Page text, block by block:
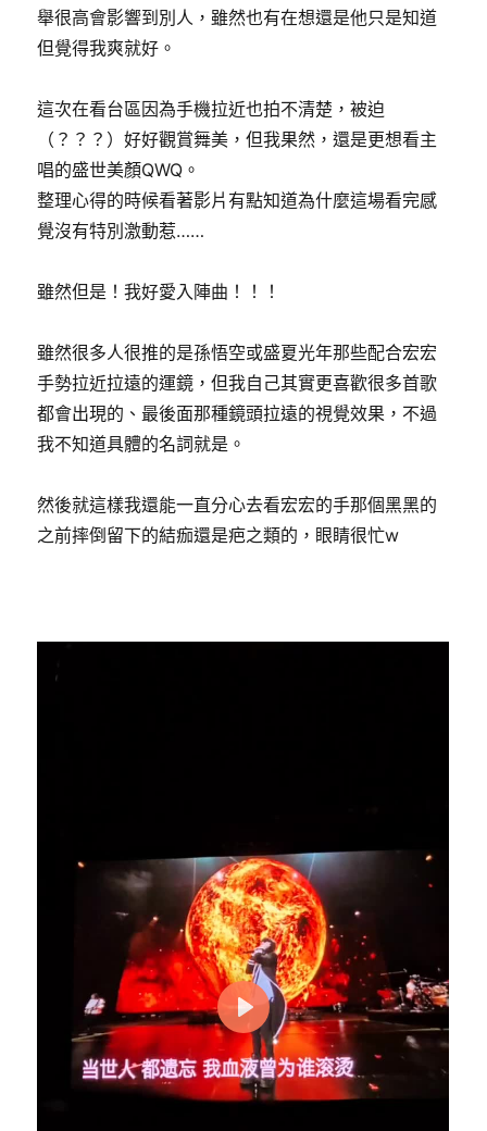
舉很高會影響到別人，雖然也有在想還是他只是知道
但覺得我爽就好。
這次在看台區因為手機拉近也拍不清楚，被迫
（？？？）好好觀賞舞美，但我果然，還是更想看主
唱的盛世美顏QWQ。
整理心得的時候看著影片有點知道為什麼這場看完感
覺沒有特別激動惹……
雖然但是！我好愛入陣曲！！！
雖然很多人很推的是孫悟空或盛夏光年那些配合宏宏
手勢拉近拉遠的運鏡，但我自己其實更喜歡很多首歌
都會出現的、最後面那種鏡頭拉遠的視覺效果，不過
我不知道具體的名詞就是。
然後就這樣我還能一直分心去看宏宏的手那個黑黑的
之前摔倒留下的結痂還是疤之類的，眼睛很忙w